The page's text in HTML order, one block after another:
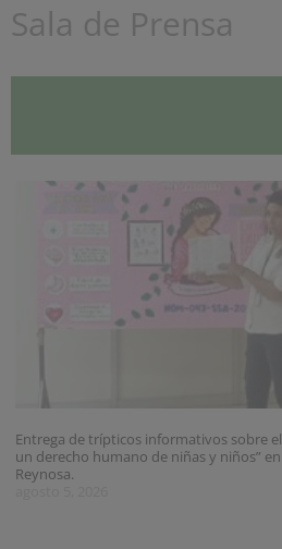
Sala de Prensa
Entrega de trípticos informativos sobre
un derecho humano de niñas y niños”
Reynosa.